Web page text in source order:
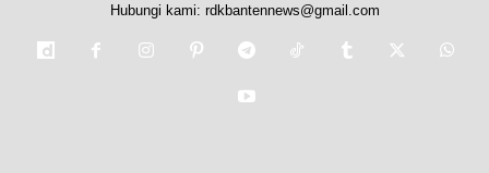
Hubungi kami: rdkbantennews@gmail.com